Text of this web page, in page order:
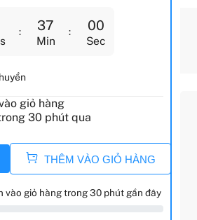
36
Min
58
Sec
giỏ hàng
30 phút qua
THÊM VÀO GIỎ HÀNG
vào giỏ hàng trong 30 phút gần đây